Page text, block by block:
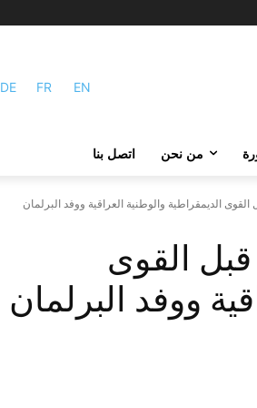
DE FR EN
من نحن اتصل بنا
الديمقراطية والوطنية العراقية ووفد البرلمان
القوى
ووفد البرلمان